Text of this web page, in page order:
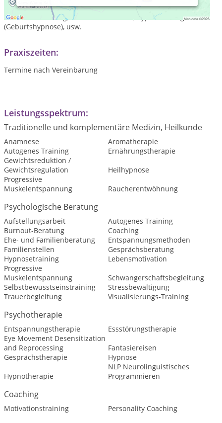
allen Themen an wie: Ängste/ Phobien, Blockaden,
Rauchentwöhnung, Gewichtsreduktion, Hypnobirthing
(Geburtshypnose), usw.
Praxiszeiten:
Termine nach Vereinbarung
Leistungsspektrum:
Traditionelle und komplementäre Medizin, Heilkunde
Anamnese
Aromatherapie
Autogenes Training
Ernährungstherapie
Gewichtsreduktion /
Gewichtsregulation
Heilhypnose
Progressive
Muskelentspannung
Raucherentwöhnung
Psychologische Beratung
Aufstellungsarbeit
Autogenes Training
Burnout-Beratung
Coaching
Ehe- und Familienberatung
Entspannungsmethoden
Familienstellen
Gesprächsberatung
Hypnosetraining
Lebensmotivation
Progressive
Muskelentspannung
Schwangerschaftsbegleitung
Selbstbewusstseinstraining
Stressbewältigung
Trauerbegleitung
Visualisierungs-Training
Psychotherapie
Entspannungstherapie
Essstörungstherapie
Eye Movement Desensitization
and Reprocessing
Fantasiereisen
Gesprächstherapie
Hypnose
Hypnotherapie
NLP Neurolinguistisches
Programmieren
Coaching
Motivationstraining Personality Coaching